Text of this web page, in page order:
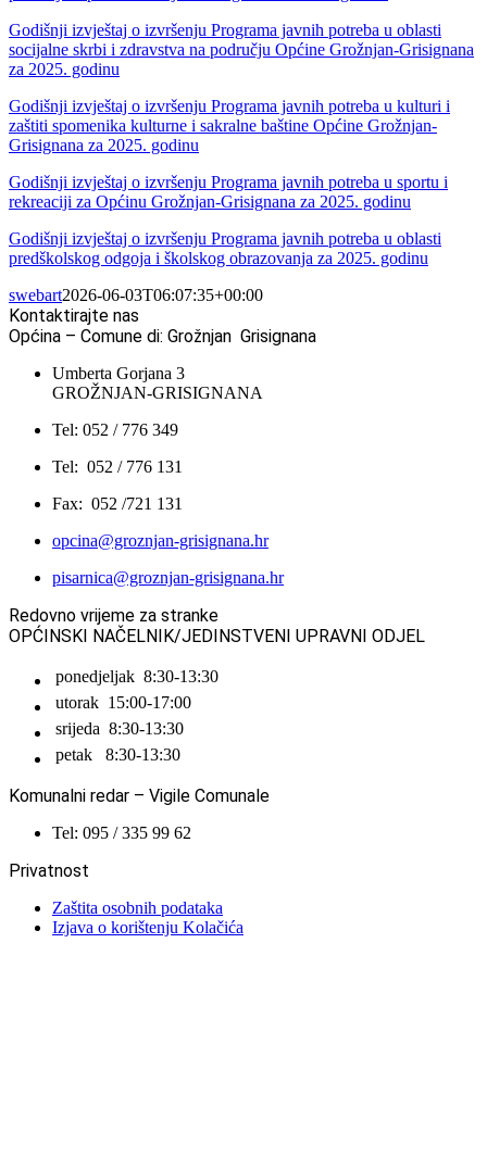
Godišnji izvještaj o izvršenju Programa javnih potreba u oblasti
socijalne skrbi i zdravstva na području Općine Grožnjan-Grisignana
za 2025. godinu
Godišnji izvještaj o izvršenju Programa javnih potreba u kulturi i
zaštiti spomenika kulturne i sakralne baštine Općine Grožnjan-
Grisignana za 2025. godinu
Godišnji izvještaj o izvršenju Programa javnih potreba u sportu i
rekreaciji za Općinu Grožnjan-Grisignana za 2025. godinu
Godišnji izvještaj o izvršenju Programa javnih potreba u oblasti
predškolskog odgoja i školskog obrazovanja za 2025. godinu
swebart2026-06-03T06:07:35+00:00
Kontaktirajte nas
Općina – Comune di: Grožnjan Grisignana
Umberta Gorjana 3
GROŽNJAN-GRISIGNANA
Tel: 052 / 776 349
Tel: 052 / 776 131
Fax: 052 /721 131
opcina@groznjan-grisignana.hr
pisarnica@groznjan-grisignana.hr
Redovno vrijeme za stranke
OPĆINSKI NAČELNIK/JEDINSTVENI UPRAVNI ODJEL
ponedjeljak 8:30-13:30
utorak 15:00-17:00
srijeda 8:30-13:30
petak
8:30-13:30
Komunalni redar – Vigile Comunale
Tel: 095 / 335 99 62
Privatnost
Zaštita osobnih podataka
Izjava o korištenju Kolačića